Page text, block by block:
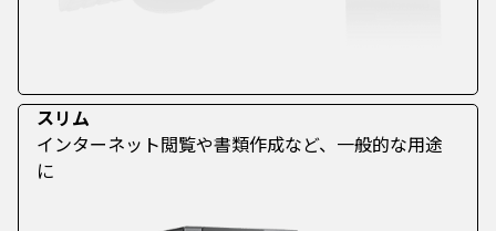
スリム
インターネット閲覧や書類作成など、一般的な用途
に